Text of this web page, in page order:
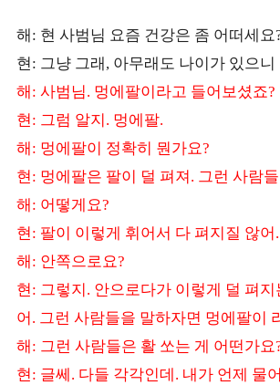
해: 현 사범님 요즘 건강은 좀 어떠세요
현: 그냥 그래, 아무래도 나이가 있으니
해: 사범님. 멍에팔이라고 들어보셨죠?
현: 그럼 알지. 멍에팔.
해: 멍에팔이 정확히 뭔가요?
현: 멍에팔은 팔이 덜 펴져. 그런 사람
해: 어떻게요?
현: 팔이 이렇게 휘어서 다 펴지질 않어.
해: 안쪽으로요?
현: 그렇지. 안으로다가 이렇게 덜 펴
어. 그런 사람들을 말하자면 멍에팔이
해: 그런 사람들은 활 쏘는 게 어떤가요
현: 글쎄. 다들 각각인데. 내가 언제 물